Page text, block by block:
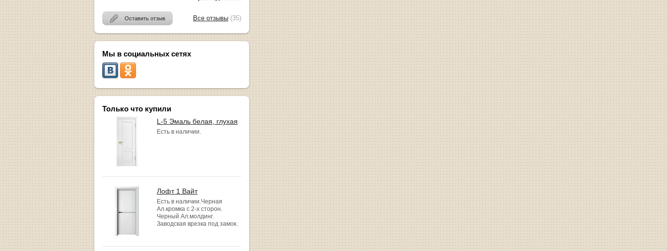
Оставить отзыв Все отзывы (35)
Мы в социальных сетях
Только что купили
L-5 Эмаль белая, глухая
Есть в наличии.
Лофт 1 Вайт
Есть в наличии.Черная
Ал.кромка с 2-х сторон.
Черный Ал.молдинг.
Заводская врезка под замок.